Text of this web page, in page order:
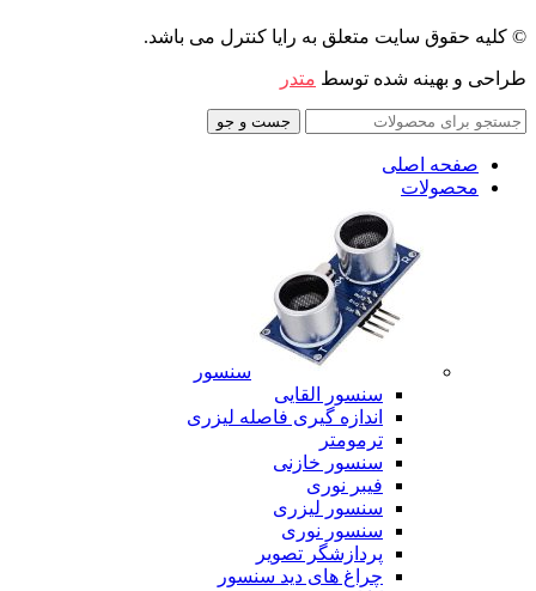
© کلیه حقوق سایت متعلق به رایا کنترل می باشد.
طراحی و بهینه شده توسط متدر
جست و جو
صفحه اصلی
محصولات
سنسور
سنسور القایی
اندازه گیری فاصله لیزری
ترمومتر
سنسور خازنی
فیبر نوری
سنسور لیزری
سنسور نوری
پردازشگر تصویر
چراغ های دید سنسور